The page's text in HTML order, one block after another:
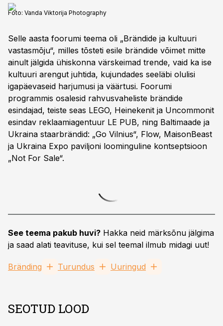
Foto: Vanda Viktorija Photography
Selle aasta foorumi teema oli „Brändide ja kultuuri
vastasmõju“, milles tõsteti esile brändide võimet mitte
ainult jälgida ühiskonna värskeimad trende, vaid ka ise
kultuuri arengut juhtida, kujundades seeläbi olulisi
igapäevaseid harjumusi ja väärtusi. Foorumi
programmis osalesid rahvusvaheliste brändide
esindajad, teiste seas LEGO, Heinekenit ja Uncommonit
esindav reklaamiagentuur LE PUB, ning Baltimaade ja
Ukraina staarbrändid: „Go Vilnius“, Flow, MaisonBeast
ja Ukraina Expo paviljoni loominguline kontseptsioon
„Not For Sale“.
See teema pakub huvi? Hakka neid märksõnu jälgima
ja saad alati teavituse, kui sel teemal ilmub midagi uut!
Bränding Turundus Uuringud
SEOTUD LOOD